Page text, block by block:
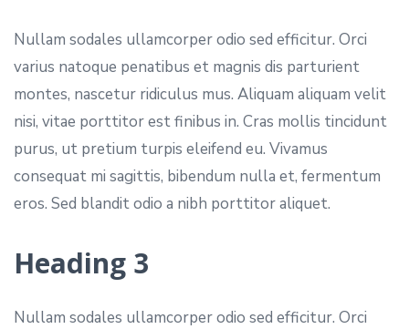
Nullam sodales ullamcorper odio sed efficitur. Orci
varius natoque penatibus et magnis dis parturient
montes, nascetur ridiculus mus. Aliquam aliquam velit
nisi, vitae porttitor est finibus in. Cras mollis tincidunt
purus, ut pretium turpis eleifend eu. Vivamus
consequat mi sagittis, bibendum nulla et, fermentum
eros. Sed blandit odio a nibh porttitor aliquet.
Heading 3
Nullam sodales ullamcorper odio sed efficitur. Orci